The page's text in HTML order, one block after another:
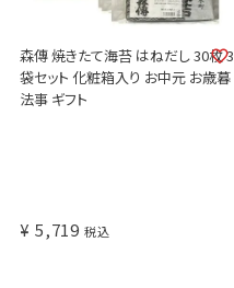
森傳 焼きたて海苔 はねだし 30枚 3
袋セット 化粧箱入り お中元 お歳暮
法事 ギフト
¥ 5,719 税込